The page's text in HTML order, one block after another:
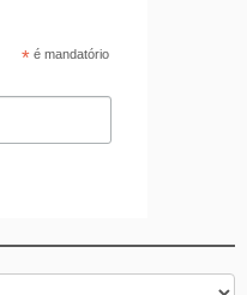
*é mandatório